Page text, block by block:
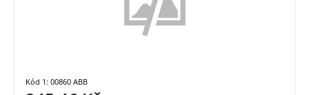
Kód 1: 00860 ABB